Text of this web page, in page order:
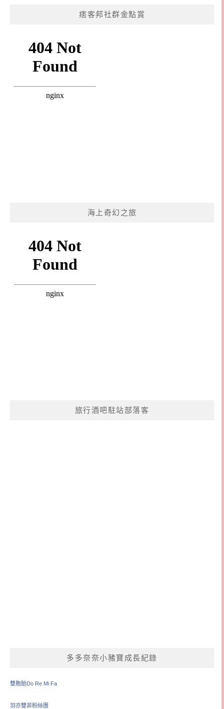
痞客邦社群金點賞
海上奇幻之旅
旅行酒吧駐站部落客
多多奈奈小豬寶成長紀錄
雙胞胎Do Re Mi Fa
羽亦雙菲粉絲團